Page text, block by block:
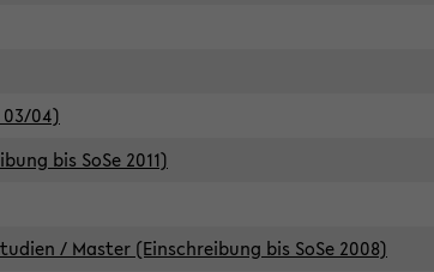
03/04)
bis SoSe 2011)
/ Master (Einschreibung bis SoSe 2008)